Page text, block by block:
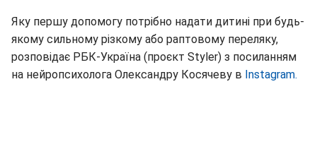
Яку першу допомогу потрібно надати дитині при будь-
якому сильному різкому або раптовому переляку,
розповідає РБК-Україна (проєкт Styler) з посиланням
на нейропсихолога Олександру Косячеву в Instagram.